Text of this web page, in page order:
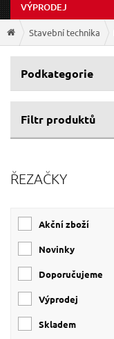
VÝPRODEJ
Stavební technika
Podkategorie
Filtr produktů
Výrobce
GEKO(6)
EXTOL-PREMIUM
ŘEZAČKY
Akční zboží
Novinky
Doporučujeme
Výprodej
skladem